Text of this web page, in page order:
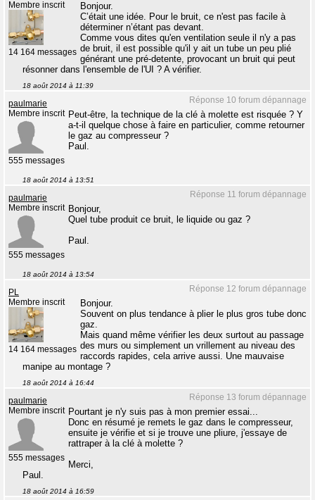
Membre inscrit
14 164 messages
Bonjour.
C’était une idée. Pour le bruit, ce n'est pas facile à
déterminer n’étant pas devant.
Comme vous dites qu'en ventilation seule il n'y a pas
de bruit, il est possible qu'il y ait un tube un peu plié
générant une pré-detente, provocant un bruit qui peut
résonner dans l'ensemble de l'UI ? A vérifier.
18 août 2014 à 11:39
Réponse 10 forum dépannage
paulmarie
Membre inscrit
555 messages
Peut-être, la technique de la clé à molette est risquée ? Y
a-t-il quelque chose à faire en particulier, comme retourner
le gaz au compresseur ?
Paul.
18 août 2014 à 13:51
Réponse 11 forum dépannage
paulmarie
Membre inscrit
555 messages
Bonjour,
Quel tube produit ce bruit, le liquide ou gaz ?
Paul.
18 août 2014 à 13:54
Réponse 12 forum dépannage
PL
Membre inscrit
14 164 messages
Bonjour.
Souvent on plus tendance à plier le plus gros tube donc
gaz.
Mais quand même vérifier les deux surtout au passage
des murs ou simplement un vrillement au niveau des
raccords rapides, cela arrive aussi. Une mauvaise
manipe au montage ?
18 août 2014 à 16:44
Réponse 13 forum dépannage
paulmarie
Membre inscrit
555 messages
Pourtant je n'y suis pas à mon premier essai...
Donc en résumé je remets le gaz dans le compresseur,
ensuite je vérifie et si je trouve une pliure, j'essaye de
rattraper à la clé à molette ?
Merci,
Paul.
18 août 2014 à 16:59